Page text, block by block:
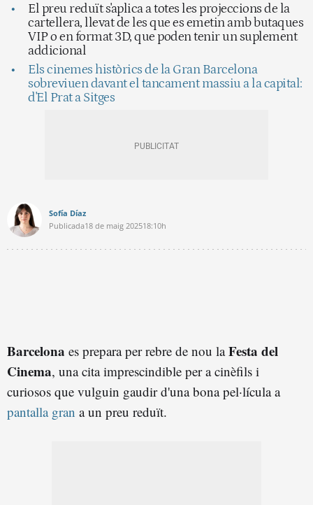
El preu reduït s'aplica a totes les projeccions de la
cartellera, llevat de les que es emetin amb butaques
VIP o en format 3D, que poden tenir un suplement
addicional
Els cinemes històrics de la Gran Barcelona
sobreviuen davant el tancament massiu a la capital:
d'El Prat a Sitges
Sofía Díaz
Publicada18 de maig 202518:10h
Barcelona es prepara per rebre de nou laFesta del
Cinema, una cita imprescindible per a cinèfils i
curiosos que vulguin gaudir d'una bona pel·lícula a
pantalla gran a un preu reduït.